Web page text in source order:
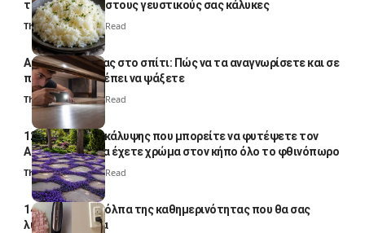
το απογειώσει στους γευστικούς σας κάλυκες
Thali Ombre4 Min Read
Αυγά κατσαρίδας στο σπίτι: Πώς να τα αναγνωρίσετε και σε
ποια σημεία πρέπει να ψάξετε
Thali Ombre4 Min Read
12 φυτά εδαφοκάλυψης που μπορείτε να φυτέψετε τον
Αύγουστο για να έχετε χρώμα στον κήπο όλο το φθινόπωρο
Thali Ombre7 Min Read
14 πανέξυπνα κόλπα της καθημερινότητας που θα σας
λύσουν τα χέρια